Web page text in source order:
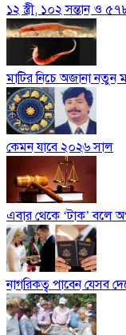
১২ স্ত্রী, ১০২ সন্তান ও
মাটির নিচে অজানা নতুন
কেমন যাবে ২০২৬ সাল
এবার থেকে ‘টাক’ বলে
নাগরিকত্ব পাবেন যেসব